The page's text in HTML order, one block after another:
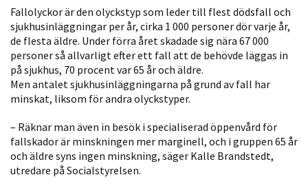
Fallolyckor är den olyckstyp som leder till flest dödsfall och
sjukhusinläggningar per år, cirka 1 000 personer dör varje år,
de flesta äldre. Under förra året skadade sig nära 67 000
personer så allvarligt efter ett fall att de behövde läggas in
på sjukhus, 70 procent var 65 år och äldre.
Men antalet sjukhusinläggningarna på grund av fall har
minskat, liksom för andra olyckstyper.
– Räknar man även in besök i specialiserad öppenvård för
fallskador är minskningen mer marginell, och i gruppen 65 år
och äldre syns ingen minskning, säger Kalle Brandstedt,
utredare på Socialstyrelsen.
går inte att
välja bort. De
behövs för
att hemsidan
över huvud
taget ska
fungera.
Statistik